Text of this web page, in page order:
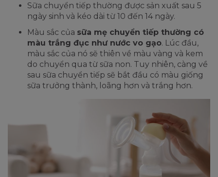
Sữa chuyển tiếp thường được sản xuất sau 5
ngày sinh và kéo dài từ 10 đến 14 ngày.
Màu sắc của sữa mẹ chuyển tiếp thường có
màu trắng đục như nước vo gạo. Lúc đầu,
màu sắc của nó sẽ thiên về màu vàng và kem
do chuyển qua từ sữa non. Tuy nhiên, càng về
sau sữa chuyển tiếp sẽ bắt đầu có màu giống
sữa trưởng thành, loãng hơn và trắng hơn.